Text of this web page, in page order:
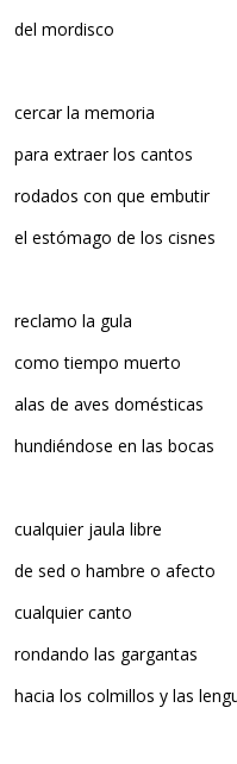
del mordisco
cercar la memoria
para extraer los cantos
rodados con que embutir
el estómago de los cisnes
reclamo la gula
como tiempo muerto
alas de aves domésticas
hundiéndose en las bocas
cualquier jaula libre
de sed o hambre o afecto
cualquier canto
rondando las gargantas
hacia los colmillos y las